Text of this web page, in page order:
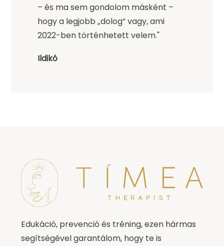
– és ma sem gondolom másként –
hogy a legjobb „dolog” vagy, ami
2022-ben történhetett velem."
Ildikó
Edukáció, prevenció és tréning, ezen hármas
segítségével garantálom, hogy te is